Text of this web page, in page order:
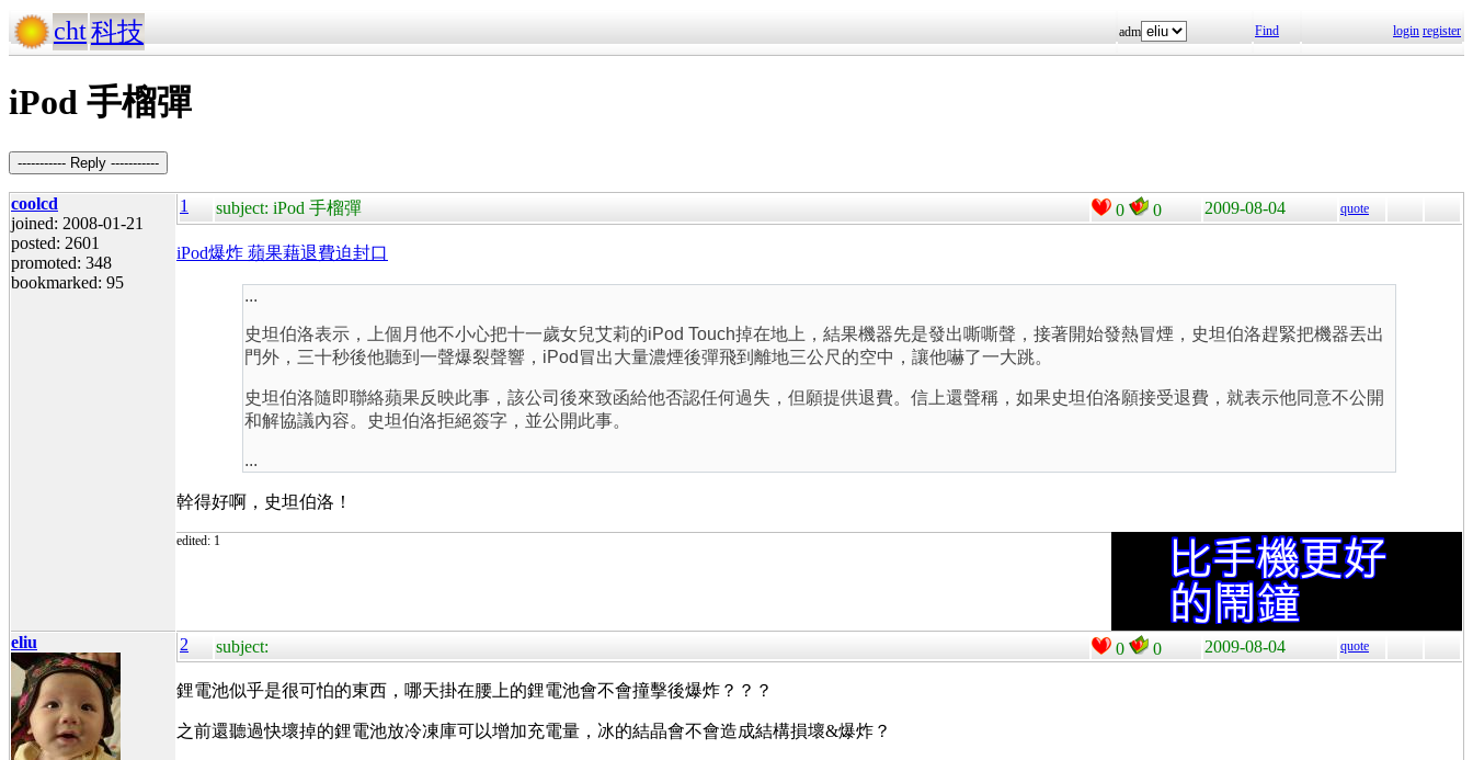
cht科技 adm Find login register
iPod 手榴彈
----------- Reply -----------
coolcd
joined: 2008-01-21
posted: 2601
promoted: 348
bookmarked: 95
1 subject: iPod 手榴彈 0 0 2009-08-04 quote
iPod爆炸 蘋果藉退費迫封口
...
史坦伯洛表示，上個月他不小心把十一歲女兒艾莉的iPod Touch掉在地上，結果機器先是發出嘶嘶聲，接著開始發熱冒煙，史坦伯洛趕緊把機器丟出
門外，三十秒後他聽到一聲爆裂聲響，iPod冒出大量濃煙後彈飛到離地三公尺的空中，讓他嚇了一大跳。
史坦伯洛隨即聯絡蘋果反映此事，該公司後來致函給他否認任何過失，但願提供退費。信上還聲稱，如果史坦伯洛願接受退費，就表示他同意不公開
和解協議內容。史坦伯洛拒絕簽字，並公開此事。
...
幹得好啊，史坦伯洛！
edited: 1
eliu 2 subject: 0 0 2009-08-04 quote
鋰電池似乎是很可怕的東西，哪天掛在腰上的鋰電池會不會撞擊後爆炸？？？
之前還聽過快壞掉的鋰電池放冷凍庫可以增加充電量，冰的結晶會不會造成結構損壞&爆炸？